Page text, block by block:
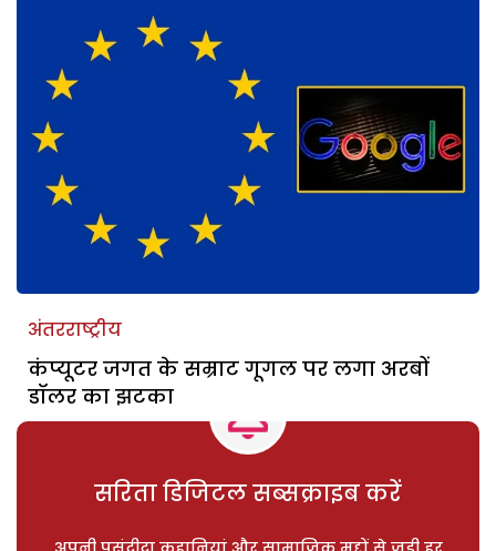
अंतरराष्ट्रीय
कंप्यूटर जगत के सम्राट गूगल पर लगा अरबों
डॉलर का झटका
सरिता डिजिटल सब्सक्राइब करें